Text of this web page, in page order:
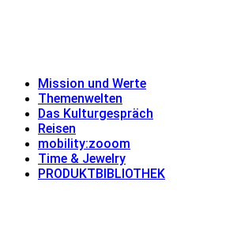
Mission und Werte
Themenwelten
Das Kulturgespräch
Reisen
mobility:zooom
Time & Jewelry
PRODUKTBIBLIOTHEK